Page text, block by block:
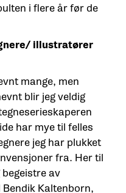
i flere år før de
illustratører
mange, men
blir jeg veldig
har mye til felles
jeg har plukket
fra. Her til
av
Kaltenborn,